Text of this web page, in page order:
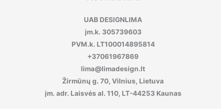
UAB DESIGNLIMA
įm.k. 305739603
PVM.k. LT100014895814
+37061967869
lima@limadesign.lt
Žirmūnų g. 70, Vilnius, Lietuva
įm. adr. Laisvės al. 110, LT-44253 Kaunas